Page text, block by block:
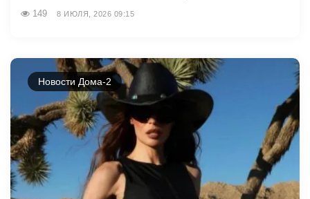
149 8 ИЮЛЯ, 2026 09:15
Новости Дома-2